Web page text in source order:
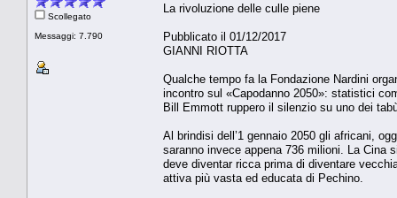
Scollegato
Messaggi: 7.790
La rivoluzione delle culle piene
Pubblicato il 01/12/2017
GIANNI RIOTTA
Qualche tempo fa la Fondazione Nardini
incontro sul «Capodanno 2050»: statistici
Bill Emmott ruppero il silenzio su uno dei
Al brindisi dell’1 gennaio 2050 gli africani,
saranno invece appena 736 milioni. La Cina
deve diventar ricca prima di diventare
attiva più vasta ed educata di Pechino.